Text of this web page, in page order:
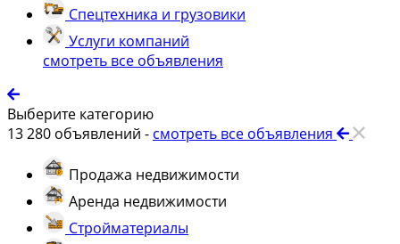
Спецтехника и грузовики
Услуги компаний
смотреть все объявления
Выберите категорию
13 280 объявлений - смотреть все объявления
Продажа недвижимости
Аренда недвижимости
Стройматериалы